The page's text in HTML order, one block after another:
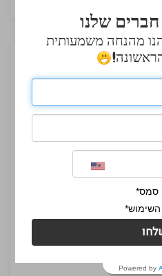
חברים שלנו
מהנחה משמעותית
סמס*
השימוש*
Powered by